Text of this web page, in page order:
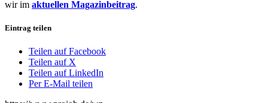
wir im aktuellen Magazinbeitrag.
Eintrag teilen
Teilen auf Facebook
Teilen auf X
Teilen auf LinkedIn
Per E-Mail teilen